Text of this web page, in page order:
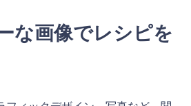
な画像でレシピを